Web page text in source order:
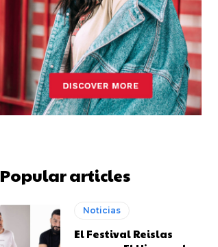
Popular articles
Noticias
El Festival Reislas